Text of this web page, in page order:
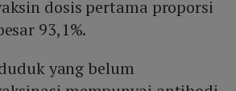
dosis pertama proporsi
93,1%.
yang belum